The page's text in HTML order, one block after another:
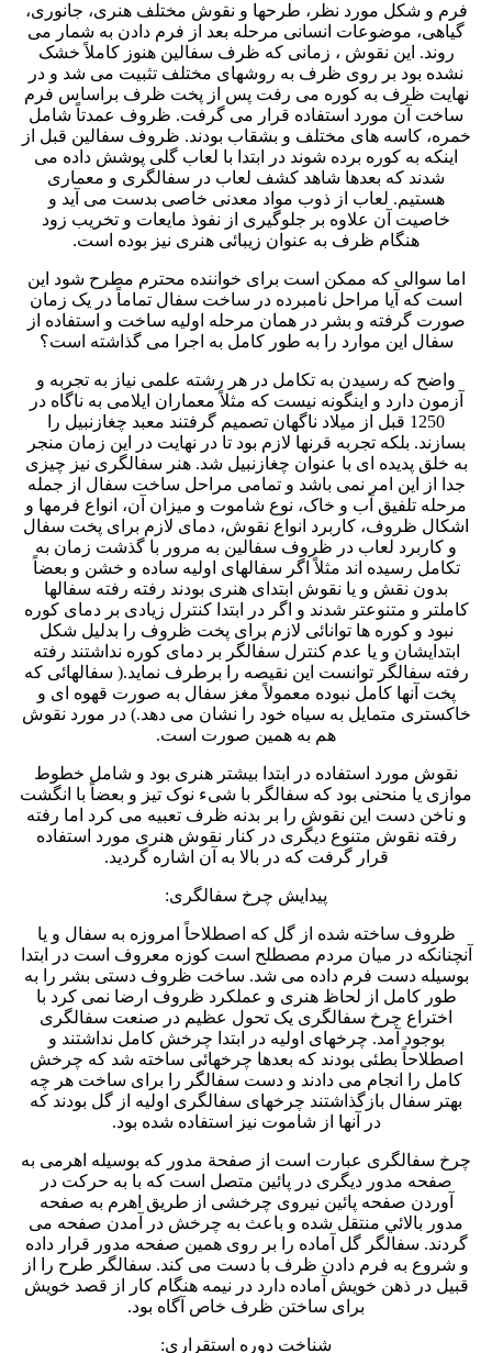
فرم و شكل مورد نظر، طرحها و نقوش مختلف هنری، جانوری،
گیاهی، موضوعات انسانی مرحله بعد از فرم دادن به شمار می
روند. این نقوش ، زمانی که ظرف سفالین هنوز کاملاً خشک
نشده بود بر روی ظرف به روشهای مختلف تثبیت می شد و در
نهایت ظرف به کوره می رفت پس از پخت ظرف براساس فرم
ساخت آن مورد استفاده قرار می گرفت. ظروف عمدتاً شامل
خمره، کاسه های مختلف و بشقاب بودند. ظروف سفالین قبل از
اینکه به کوره برده شوند در ابتدا با لعاب گلی پوشش داده می
شدند که بعدها شاهد کشف لعاب در سفالگری و معماری
هستیم. لعاب از ذوب مواد معدنی خاصی بدست می آید و
خاصیت آن علاوه بر جلوگیری از نفوذ مایعات و تخریب زود
هنگام ظرف به عنوان زیبائی هنری نیز بوده است.
اما سوالی که ممکن است برای خواننده محترم مطرح شود این
است که آیا مراحل نامبرده در ساخت سفال تماماً در یک زمان
صورت گرفته و بشر در همان مرحله اولیه ساخت و استفاده از
سفال این موارد را به طور کامل به اجرا می گذاشته است؟
واضح که رسیدن به تکامل در هر رشته علمی نیاز به تجربه و
آزمون دارد و اینگونه نیست که مثلاً معماران ایلامی به ناگاه در
1250 قبل از میلاد ناگهان تصمیم گرفتند معبد چغازنبیل را
بسازند. بلکه تجربه قرنها لازم بود تا در نهایت در این زمان منجر
به خلق پدیده ای با عنوان چغازنبیل شد. هنر سفالگری نیز چیزی
جدا از این امر نمی باشد و تمامی مراحل ساخت سفال از جمله
مرحله تلفیق آب و خاک، نوع شاموت و میزان آن، انواع فرمها و
اشکال ظروف، کاربرد انواع نقوش، دمای لازم برای پخت سفال
و کاربرد لعاب در ظروف سفالین به مرور با گذشت زمان به
تکامل رسیده اند مثلاً اگر سفالهای اولیه ساده و خشن و بعضاً
بدون نقش و یا نقوش ابتدای هنری بودند رفته رفته سفالها
کاملتر و متنوعتر شدند و اگر در ابتدا کنترل زیادی بر دمای کوره
نبود و کوره ها توانائی لازم برای پخت ظروف را بدلیل شکل
ابتدایشان و یا عدم کنترل سفالگر بر دمای کوره نداشتند رفته
رفته سفالگر توانست این نقیصه را برطرف نماید.( سفالهائی که
پخت آنها کامل نبوده معمولاً مغز سفال به صورت قهوه ای و
خاکستری متمایل به سیاه خود را نشان می دهد.) در مورد نقوش
هم به همین صورت است.
نقوش مورد استفاده در ابتدا بیشتر هنری بود و شامل خطوط
موازی یا منحنی بود که سفالگر با شیء نوک تیز و بعضاً با انگشت
و ناخن دست این نقوش را بر بدنه ظرف تعبیه می کرد اما رفته
رفته نقوش متنوع دیگری در کنار نقوش هنری مورد استفاده
قرار گرفت که در بالا به آن اشاره گردید.
پیدایش چرخ سفالگری:
ظروف ساخته شده از گل که اصطلاحاً امروزه به سفال و یا
آنچنانکه در میان مردم مصطلح است کوزه معروف است در ابتدا
بوسیله دست فرم داده می شد. ساخت ظروف دستی بشر را به
طور کامل از لحاظ هنری و عملکرد ظروف ارضا نمی کرد با
اختراع چرخ سفالگری یک تحول عظیم در صنعت سفالگری
بوجود آمد. چرخهای اولیه در ابتدا چرخش کامل نداشتند و
اصطلاحاً بطئی بودند که بعدها چرخهائی ساخته شد که چرخش
کامل را انجام می دادند و دست سفالگر را برای ساخت هر چه
بهتر سفال بازگذاشتند چرخهای سفالگری اولیه از گل بودند که
در آنها از شاموت نیز استفاده شده بود.
چرخ سفالگری عبارت است از صفحة مدور که بوسیله اهرمی به
صفحه مدور دیگری در پائین متصل است که با به حرکت در
آوردن صفحه پائين نیروی چرخشی از طریق اهرم به صفحه
مدور بالائي منتقل شده و باعث به چرخش در آمدن صفحه می
گردند. سفالگر گل آماده را بر روی همین صفحه مدور قرار داده
و شروع به فرم دادن ظرف با دست می کند. سفالگر طرح را از
قبیل در ذهن خویش آماده دارد در نیمه هنگام کار از قصد خویش
برای ساختن ظرف خاص آگاه بود.
شناخت دوره استقراری: